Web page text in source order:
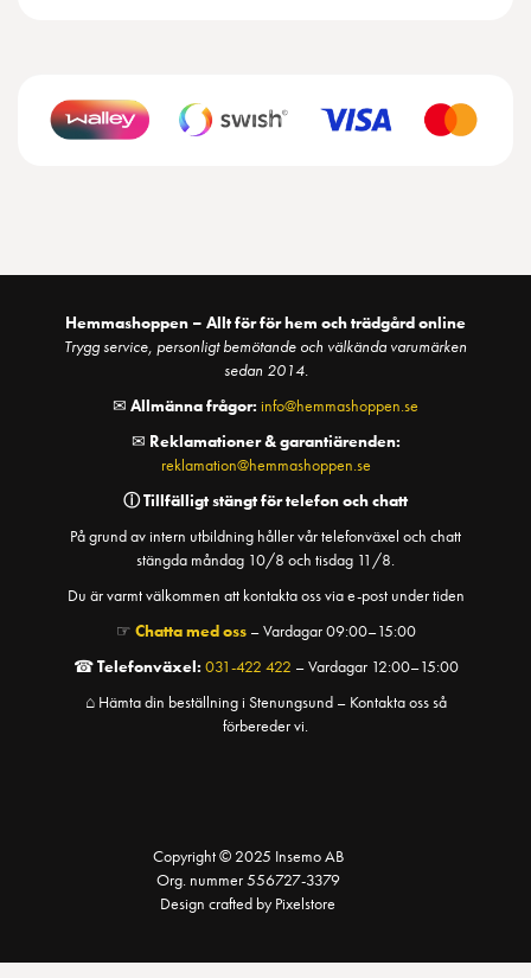
Hemmashoppen – Allt för för hem och trädgård online
Trygg service, personligt bemötande och välkända varumärken
sedan 2014.
✉ Allmänna frågor: info@hemmashoppen.se
✉ Reklamationer & garantiärenden:
reklamation@hemmashoppen.se
ⓘTillfälligt stängt för telefon och chatt
På grund av intern utbildning håller vår telefonväxel och chatt
stängda måndag 10/8 och tisdag 11/8.
Du är varmt välkommen att kontakta oss via e-post under tiden
☞ Chatta med oss– Vardagar 09:00–15:00
☎Telefonväxel: 031-422 422 – Vardagar 12:00–15:00
⌂ Hämta din beställning i Stenungsund – Kontakta oss så
förbereder vi.
Copyright © 2025 Insemo AB
Org. nummer 556727-3379
Design crafted by Pixelstore